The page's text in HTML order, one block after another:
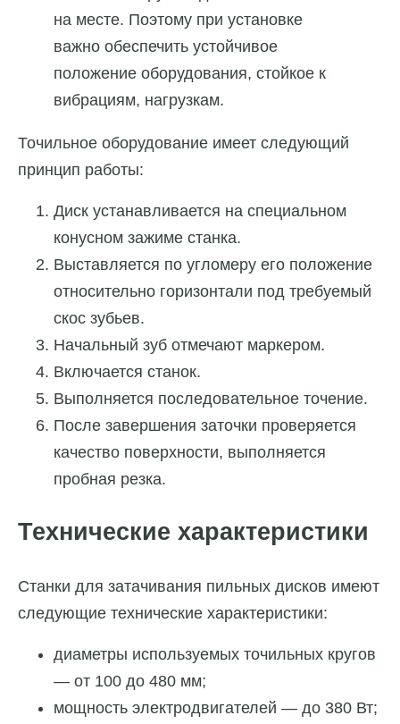
на месте. Поэтому при установке
важно обеспечить устойчивое
положение оборудования, стойкое к
вибрациям, нагрузкам.
Точильное оборудование имеет следующий
принцип работы:
Диск устанавливается на специальном
конусном зажиме станка.
Выставляется по угломеру его положение
относительно горизонтали под требуемый
скос зубьев.
Начальный зуб отмечают маркером.
Включается станок.
Выполняется последовательное точение.
После завершения заточки проверяется
качество поверхности, выполняется
пробная резка.
Технические характеристики
Станки для затачивания пильных дисков имеют
следующие технические характеристики:
диаметры используемых точильных кругов
— от 100 до 480 мм;
мощность электродвигателей — до 380 Вт;